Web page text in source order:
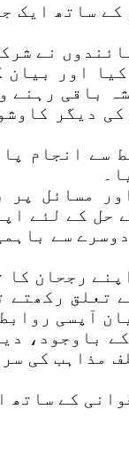
ساتھ ایک
نے
اور بیان
باقی
کی دیگر
سے انجام
مسائل
حل کے لئے
سے
رجحان
تعلق رکھتے
آپسی
باوجود،
مذاہب کی
کے ساتھ